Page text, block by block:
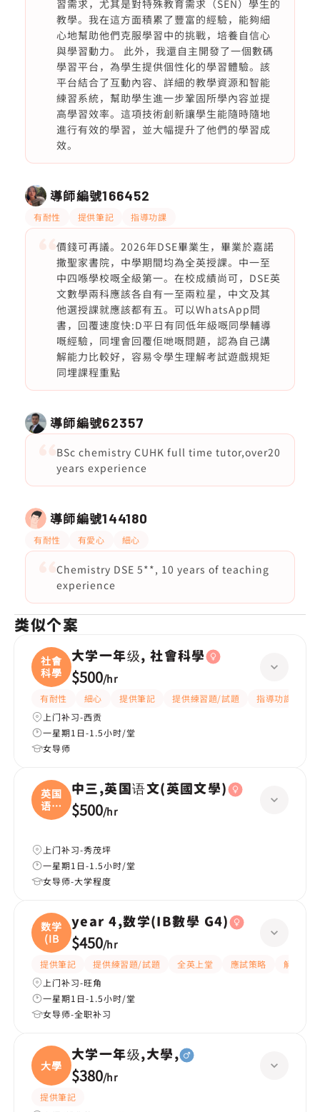
習需求，尤其是對特殊教育需求（SEN）學生的
教學。我在這方面積累了豐富的經驗，能夠細
心地幫助他們克服學習中的挑戰，培養自信心
與學習動力。 此外，我還自主開發了一個數碼
學習平台，為學生提供個性化的學習體驗。該
平台結合了互動內容、詳細的教學資源和智能
練習系統，幫助學生進一步鞏固所學內容並提
高學習效率。這項技術創新讓學生能隨時隨地
進行有效的學習，並大幅提升了他們的學習成
效。
導師編號166452
有耐性 提供筆記 指導功課
價錢可再議。2026年DSE畢業生，畢業於嘉諾
撒聖家書院，中學期間均為全英授課。中一至
中四喺學校嘅全級第一。在校成績尚可，DSE英
文數學兩科應該各自有一至兩粒星，中文及其
他選授課就應該都有五。可以WhatsApp問
書，回覆速度快:D平日有同低年級嘅同學輔導
嘅經驗，同埋會回覆佢哋嘅問題，認為自己講
解能力比較好，容易令學生理解考試遊戲規矩
同埋課程重點
導師編號62357
BSc chemistry CUHK full time tutor,over20
years experience
導師編號144180
有耐性 有愛心 細心
Chemistry DSE 5**, 10 years of teaching
experience
类似个案
社會
科學
大学一年级, 社會科學
$500/hr
有耐性 細心 提供筆記 提供練習題/試題 指導功課
上门补习-西贡
一星期1日-1.5小时/堂
女导师
英国
语文
(
中三,英国语文(英國文學)
$500/hr
上门补习-秀茂坪
一星期1日-1.5小时/堂
女导师-大学程度
数学
(IB
year 4,数学(IB數學 G4)
$450/hr
提供筆記 提供練習題/試題 全英上堂 應試策略
解題思路
上门补习-旺角
一星期1日-1.5小时/堂
女导师-全职补习
大學
大学一年级,大學,
$380/hr
提供筆記